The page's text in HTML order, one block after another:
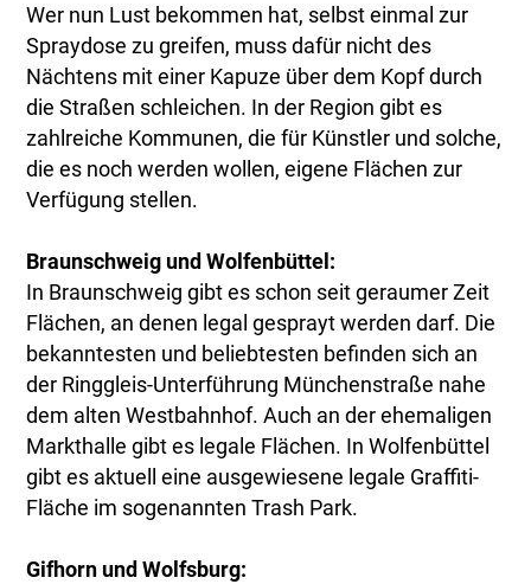
Wer nun Lust bekommen hat, selbst einmal zur
Spraydose zu greifen, muss dafür nicht des
Nächtens mit einer Kapuze über dem Kopf durch
die Straßen schleichen. In der Region gibt es
zahlreiche Kommunen, die für Künstler und solche,
die es noch werden wollen, eigene Flächen zur
Verfügung stellen.
Braunschweig und Wolfenbüttel:
In Braunschweig gibt es schon seit geraumer Zeit
Flächen, an denen legal gesprayt werden darf. Die
bekanntesten und beliebtesten befinden sich an
der Ringgleis-Unterführung Münchenstraße nahe
dem alten Westbahnhof. Auch an der ehemaligen
Markthalle gibt es legale Flächen. In Wolfenbüttel
gibt es aktuell eine ausgewiesene legale Graffiti-
Fläche im sogenannten Trash Park.
Gifhorn und Wolfsburg: